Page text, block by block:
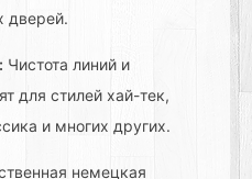
дверей.
Чистота линий и
для стилей хай-тек,
и многих других.
немецкая